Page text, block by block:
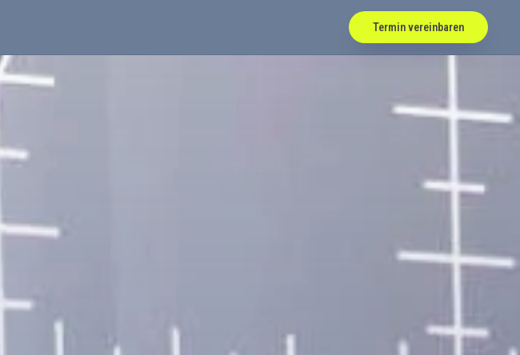
Termin vereinbaren